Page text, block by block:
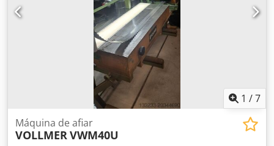
1 /7
Máquina de afiar
VOLLMERVWM40U